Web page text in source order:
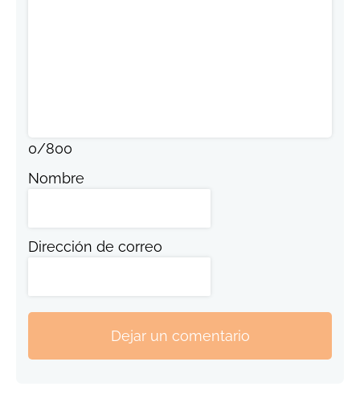
0/800
Nombre
Dirección de correo
Dejar un comentario